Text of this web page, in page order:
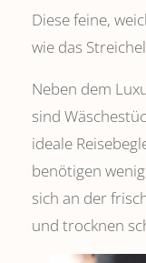
Diese feine,
wie das
Neben dem
sind
ideale
benötigen
sich an der
und trocknen